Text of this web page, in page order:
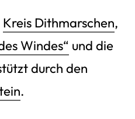
Kreis Dithmarschen,
Windes“ und die
durch den
.